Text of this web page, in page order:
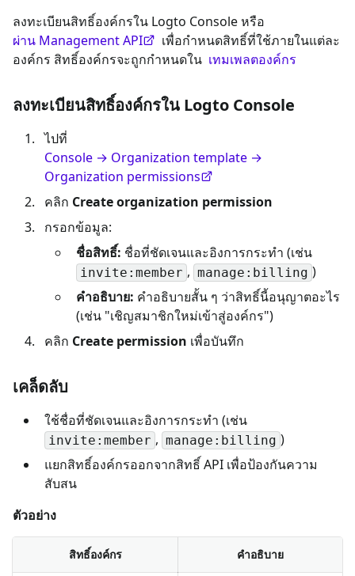
ลงทะเบียนสิทธิ์องค์กรใน Logto Console หรือ
ผ่าน Management API
เพื่อกำหนดสิทธิ์ที่ใช้ภายในแต่ละ
องค์กร สิทธิ์องค์กรจะถูกกำหนดใน เทมเพลตองค์กร
ลงทะเบียนสิทธิ์องค์กรใน Logto Console
ไปที่
Console → Organization template →
Organization permissions
คลิก Create organization permission
กรอกข้อมูล:
ชื่อสิทธิ์: ชื่อที่ชัดเจนและอิงการกระทำ (เช่น
invite:member , manage:billing )
คำอธิบาย: คำอธิบายสั้น ๆ ว่าสิทธิ์นี้อนุญาตอะไร
(เช่น "เชิญสมาชิกใหม่เข้าสู่องค์กร")
คลิก Create permission เพื่อบันทึก
เคล็ดลับ
ใช้ชื่อที่ชัดเจนและอิงการกระทำ (เช่น
invite:member , manage:billing )
แยกสิทธิ์องค์กรออกจากสิทธิ์ API เพื่อป้องกันความ
สับสน
ตัวอย่าง
สิทธิ์องค์กร คำอธิบาย